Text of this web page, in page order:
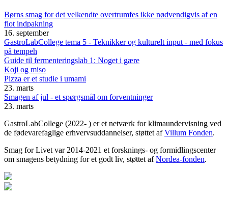
Børns smag for det velkendte overtrumfes ikke nødvendigvis af en
flot indpakning
16. september
GastroLabCollege tema 5 - Teknikker og kulturelt input - med fokus
på tempeh
Guide til fermenteringslab 1: Noget i gære
Koji og miso
Pizza er et studie i umami
23. marts
Smagen af jul - et spørgsmål om forventninger
23. marts
GastroLabCollege (2022- ) er et netværk for klimaundervisning ved
de fødevarefaglige erhvervsuddannelser, støttet afVillum Fonden.
Smag for Livet var 2014-2021 et forsknings- og formidlingscenter
om smagens betydning for et godt liv, støttet afNordea-fonden.